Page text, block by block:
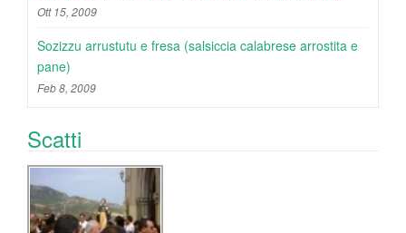
Ott 15, 2009
Sozizzu arrustutu e fresa (salsiccia calabrese arrostita e
pane)
Feb 8, 2009
Scatti